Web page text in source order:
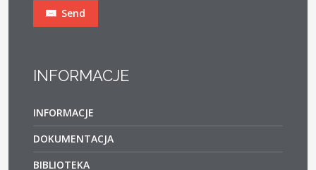
Send
INFORMACJE
INFORMACJE
DOKUMENTACJA
BIBLIOTEKA